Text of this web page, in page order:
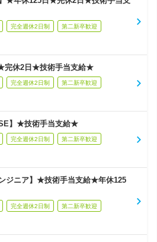
完全週休2日制 第二新卒歓迎
完休2日★技術手当支給★
完全週休2日制 第二新卒歓迎
】★技術手当支給★
完全週休2日制 第二新卒歓迎
ジニア】★技術手当支給★年休125
完全週休2日制 第二新卒歓迎